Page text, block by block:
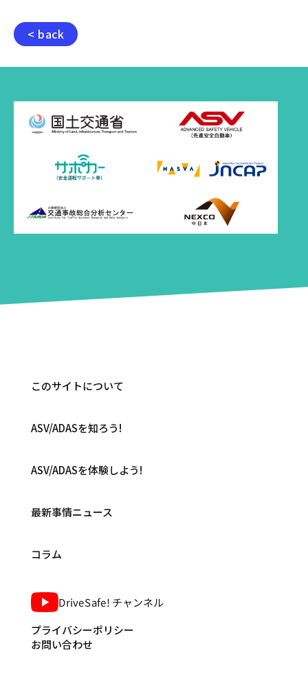
< back
このサイトについて
ASV/ADASを知ろう!
ASV/ADASを体験しよう!
最新事情ニュース
コラム
DriveSafe! チャンネル
プライバシーポリシー
お問い合わせ